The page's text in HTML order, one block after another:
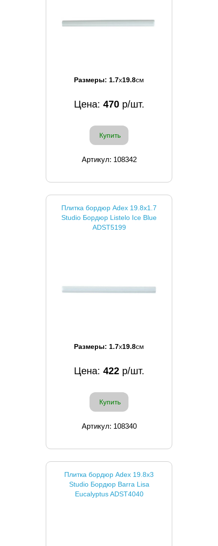
Размеры: 1.7x19.8см
Цена: 470р/шт.
Купить
Артикул: 108342
Плитка бордюр Adex 19.8x1.7
Studio Бордюр Listelo Ice Blue
ADST5199
Размеры: 1.7x19.8см
Цена: 422р/шт.
Купить
Артикул: 108340
Плитка бордюр Adex 19.8x3
Studio Бордюр Barra Lisa
Eucalyptus ADST4040